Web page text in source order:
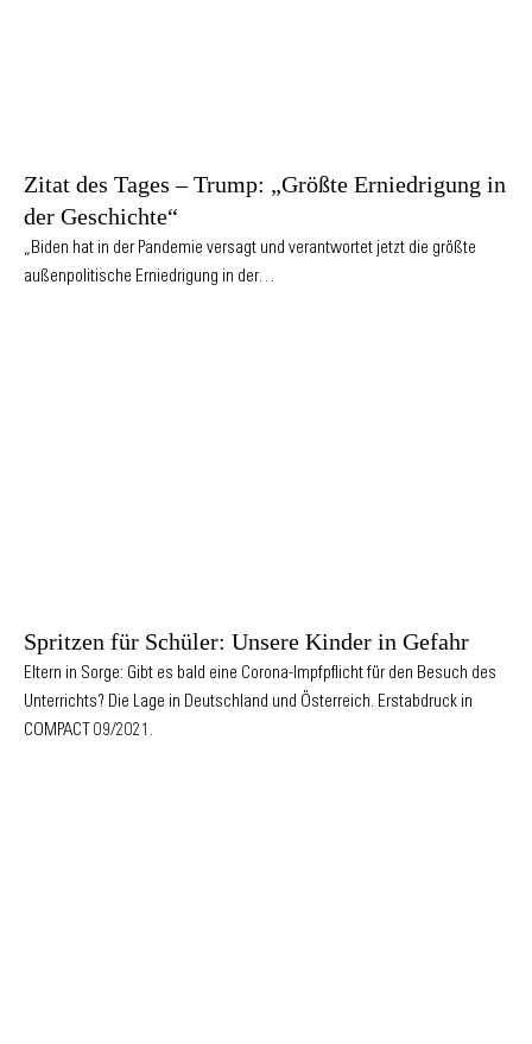
Zitat des Tages – Trump: „Größte Erniedrigung in
der Geschichte“
„Biden hat in der Pandemie versagt und verantwortet jetzt die größte
außenpolitische Erniedrigung in der…
Spritzen für Schüler: Unsere Kinder in Gefahr
Eltern in Sorge: Gibt es bald eine Corona-Impfpflicht für den Besuch des
Unterrichts? Die Lage in Deutschland und Österreich. Erstabdruck in
COMPACT 09/2021.